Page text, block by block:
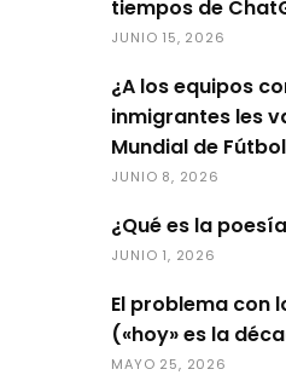
tiempos de
JUNIO 15, 2026
¿A los equipos
inmigrantes les
Mundial de
JUNIO 8, 2026
¿Qué es la
JUNIO 1, 2026
El problema con
(«hoy» es la
MAYO 25, 2026